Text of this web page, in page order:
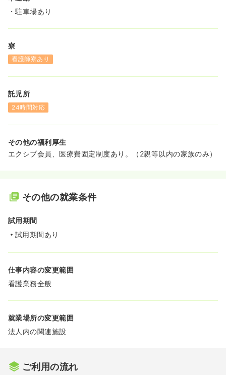
・駐車場あり
寮
看護師寮あり
託児所
24時間対応
その他の福利厚生
エクシブ会員、医療費固定制度あり。（2親等以内の家族のみ）
その他の就業条件
試用期間
試用期間あり
仕事内容の変更範囲
看護業務全般
就業場所の変更範囲
法人内の関連施設
ご利用の流れ